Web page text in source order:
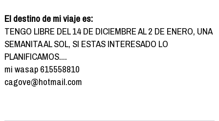
El destino de mi viaje es:
TENGO LIBRE DEL 14 DE DICIEMBRE AL 2 DE ENERO, UNA
SEMANITA AL SOL, SI ESTAS INTERESADO LO
PLANIFICAMOS....
mi wasap 615558810
cagove@hotmail.com